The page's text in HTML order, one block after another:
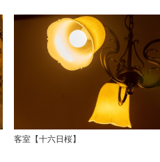
客室【十六日桜】